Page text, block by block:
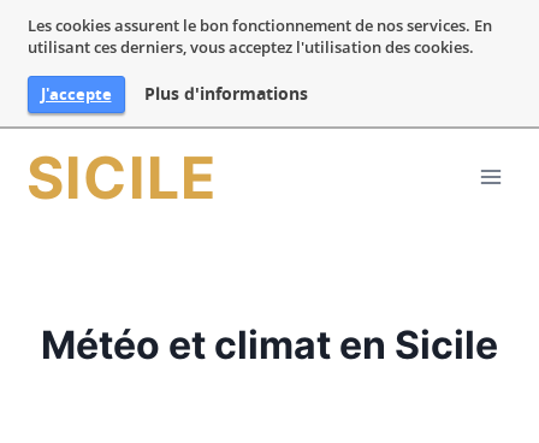
Les cookies assurent le bon fonctionnement de nos services. En
utilisant ces derniers, vous acceptez l'utilisation des cookies.
J'accepte Plus d'informations
SICILE
Météo et climat en Sicile